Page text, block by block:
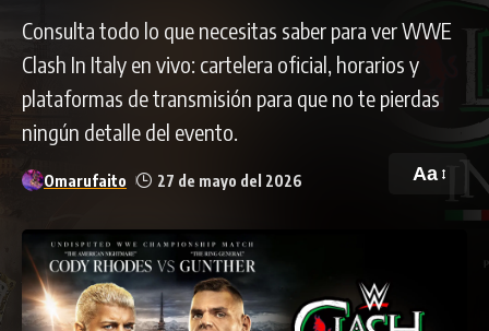
Consulta todo lo que necesitas saber para ver WWE
Clash In Italy en vivo: cartelera oficial, horarios y
plataformas de transmisión para que no te pierdas
ningún detalle del evento.
Omarufaito 27 de mayo del 2026 Aa